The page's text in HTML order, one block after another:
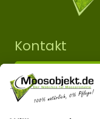
Kontakt